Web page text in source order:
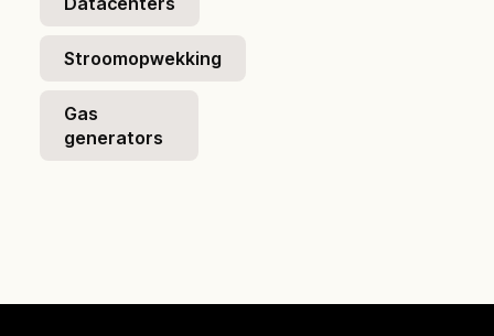
Stroomopwekking
Gas
generators